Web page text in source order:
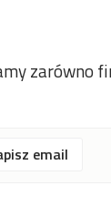
zarówno
email